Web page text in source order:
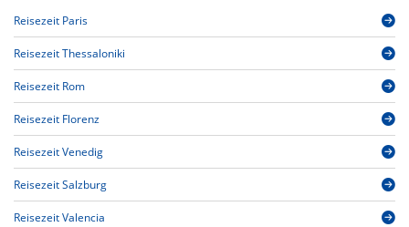
Reisezeit Paris
Reisezeit Thessaloniki
Reisezeit Rom
Reisezeit Florenz
Reisezeit Venedig
Reisezeit Salzburg
Reisezeit Valencia